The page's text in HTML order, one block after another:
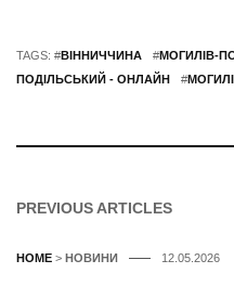
TAGS: #ВІННИЧЧИНА #МОГИЛІВ-
ПОДІЛЬСЬКИЙ - ОНЛАЙН
#
PREVIOUS ARTICLES
HOME > НОВИНИ 12.05.2026